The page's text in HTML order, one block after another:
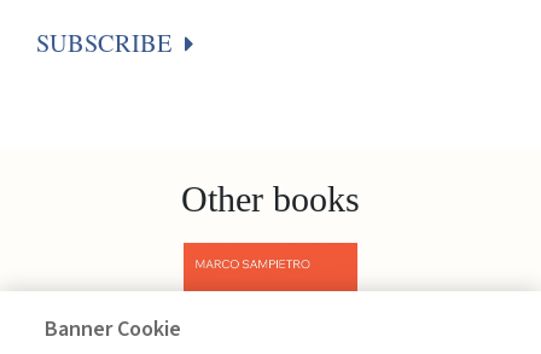
SUBSCRIBE
Other books
Previous
Banner Cookie